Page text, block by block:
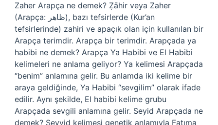
Zaher Arapça ne demek? Ẓāhir veya Zaher
(Arapça: ظاهر‎), bazı tefsirlerde (Kur’an
tefsirlerinde) zahiri ve apaçık olan için kullanılan bir
Arapça terimdir. Arapça bir terimdir. Arapçada ya
habibi ne demek? Arapça Ya Habibi ve El Habibi
kelimeleri ne anlama geliyor? Ya kelimesi Arapçada
“benim” anlamına gelir. Bu anlamda iki kelime bir
araya geldiğinde, Ya Habibi “sevgilim” olarak ifade
edilir. Aynı şekilde, El habibi kelime grubu
Arapçada sevgili anlamına gelir. Seyid Arapçada ne
demek? Seyyid kelimesi genetik anlamıyla Fatıma